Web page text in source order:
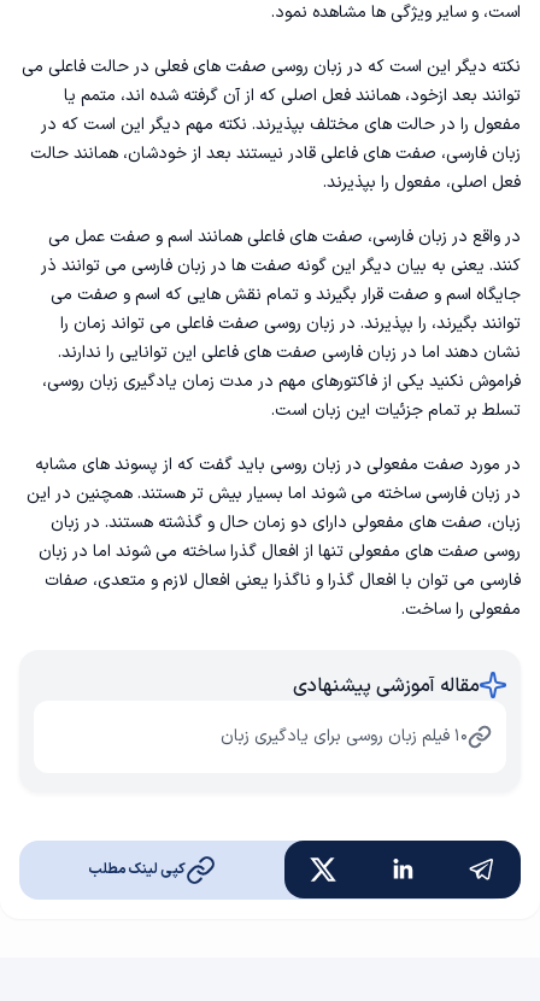
است، و سایر ویژگی ها مشاهده نمود.
نکته دیگر این است که در زبان روسی صفت های فعلی در حالت فاعلی می
توانند بعد ازخود، همانند فعل اصلی که از آن گرفته شده اند، متمم یا
مفعول را در حالت های مختلف بپذیرند. نکته مهم دیگر این است که در
زبان فارسی، صفت های فاعلی قادر نیستند بعد از خودشان، همانند حالت
فعل اصلی، مفعول را بپذیرند.
در واقع در زبان فارسی، صفت های فاعلی همانند اسم و صفت عمل می
کنند. یعنی به بیان دیگر این گونه صفت ها در زبان فارسی می توانند ذر
جایگاه اسم و صفت قرار بگیرند و تمام نقش هایی که اسم و صفت می
توانند بگیرند، را بپذیرند. در زبان روسی صفت فاعلی می تواند زمان را
نشان دهند اما در زبان فارسی صفت های فاعلی این توانایی را ندارند.
فراموش نکنید یکی از فاکتورهای مهم در مدت زمان یادگیری زبان روسی،
تسلط بر تمام جزئیات این زبان است.
در مورد صفت مفعولی در زبان روسی باید گفت که از پسوند های مشابه
در زبان فارسی ساخته می شوند اما بسیار بیش تر هستند. همچنین در این
زبان، صفت های مفعولی دارای دو زمان حال و گذشته هستند. در زبان‌
روسی صفت های مفعولی تنها از افعال گذرا ساخته می شوند اما در زبان
فارسی می توان با افعال گذرا و ناگذرا یعنی افعال لازم و متعدی، صفات
مفعولی را ساخت.
مقاله آموزشی پیشنهادی
۱۰ فیلم زبان روسی برای یادگیری زبان
کپی لینک مطلب